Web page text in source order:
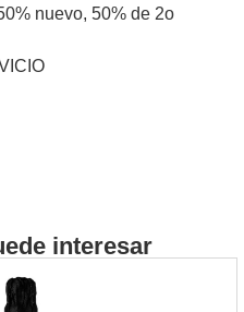
nuevo, 50% de 2o
interesar